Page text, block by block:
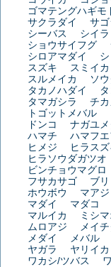
ゴマテングハギモ
サクラダイ
サゴ
シーバス
シイラ
ショウサイフグ
シロアマダイ
スズキ
スミイカ
スルメイカ
ソ
タカノハダイ
タマガシラ
チ
トゴットメバル
ドンコ
ナガユ
ハマチ
ハマフ
ヒメジ
ヒラス
ヒラソウダガツオ
ビンチョウマグロ
フサカサゴ
ブリ
ホウボウ
マアジ
マダイ
マダコ
マルイカ
ミシ
ムロアジ
メイ
メダイ
メバル
ヤガラ
ヤリイカ
ワカシ/ツバス